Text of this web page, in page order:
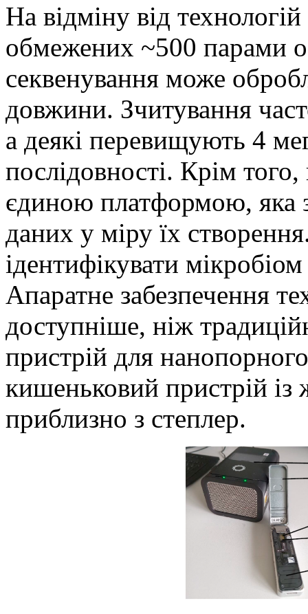
На відміну від
обмежених ~500 парами
секвенування може
довжини. Зчитування
а деякі перевищують 4
послідовності. Крім
єдиною платформою, яка
даних у міру їх
ідентифікувати
Апаратне забезпечення
доступніше, ніж
пристрій для
кишеньковий пристрій
приблизно з степлер.